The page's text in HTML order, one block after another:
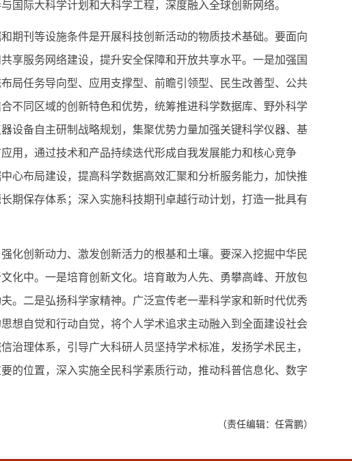
国际大科学计划和大科学工程，深度融入全球创新网络。
刊等设施条件是开展科技创新活动的物质技术基础。要面向
享服务网络建设，提升安全保障和开放共享水平。一是加强国
局任务导向型、应用支撑型、前瞻引领型、民生改善型、公共
不同区域的创新特色和优势，统筹推进科学数据库、野外科学
设备自主研制战略规划，集聚优势力量加强关键科学仪器、基
用，通过技术和产品持续迭代形成自我发展能力和核心竞争
心布局建设，提高科学数据高效汇聚和分析服务能力，加快推
期保存体系；深入实施科技期刊卓越行动计划，打造一批具有
创新动力、激发创新活力的根基和土壤。要深入挖掘中华民
化中。一是培育创新文化。培育敢为人先、勇攀高峰、开放包
。二是弘扬科学家精神。广泛宣传老一辈科学家和新时代优秀
想自觉和行动自觉，将个人学术追求主动融入到全面建设社会
理体系，引导广大科研人员坚持学术标准，发扬学术民主，
的位置，深入实施全民科学素质行动，推动科普信息化、数字
（责任编辑：任霄鹏）